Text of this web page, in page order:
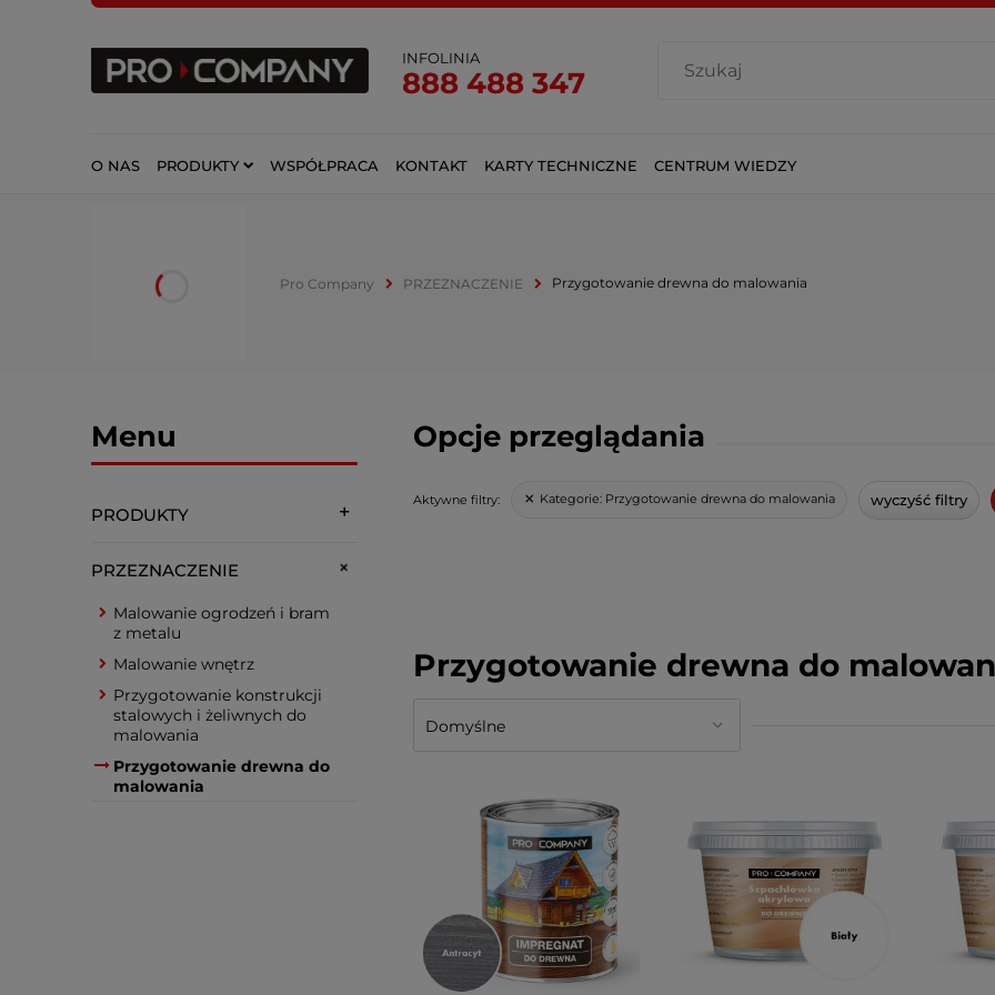
INFOLINIA
888 488 347
O NAS PRODUKTY WSPÓŁPRACA KONTAKT KARTY TECHNICZNE CENTRUM WIEDZY
Pro Company PRZEZNACZENIE Przygotowanie drewna do malowania
Menu
PRODUKTY
PRZEZNACZENIE
Malowanie ogrodzeń i bram
z metalu
Malowanie wnętrz
Przygotowanie konstrukcji
stalowych i żeliwnych do
malowania
Przygotowanie drewna do
malowania
Opcje przeglądania
Aktywne filtry: Kategorie: Przygotowanie drewna do malowania wyczyść filtry
Przygotowanie drewna do